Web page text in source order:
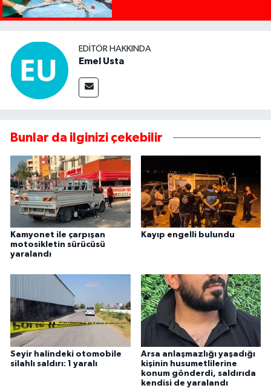
EDITÖR HAKKINDA
Emel Usta
Bunlar da ilginizi çekebilir
Kamyonet ile çarpışan
motosikletin sürücüsü
yaralandı
Kayıp engelli bulundu
Seyir halindeki otomobile
silahlı saldırı: 1 yaralı
Arsa anlaşmazlığı yaşadığı
kişinin husumetlilerine
konum gönderdi, saldırıda
kendisi de yaralandı